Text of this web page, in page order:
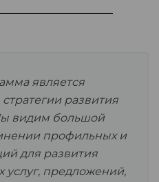
является
развития
видим большой
профильных и
для развития
услуг, предложений,